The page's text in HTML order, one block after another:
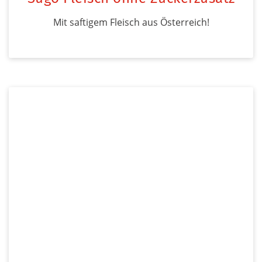
Mit saftigem Fleisch aus Österreich!